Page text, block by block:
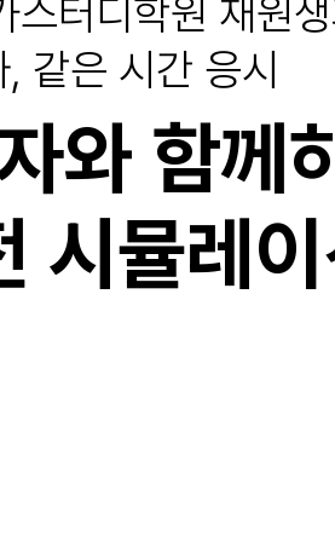
스터디학원 재원
같은 시간 응시
와 함께
시뮬레